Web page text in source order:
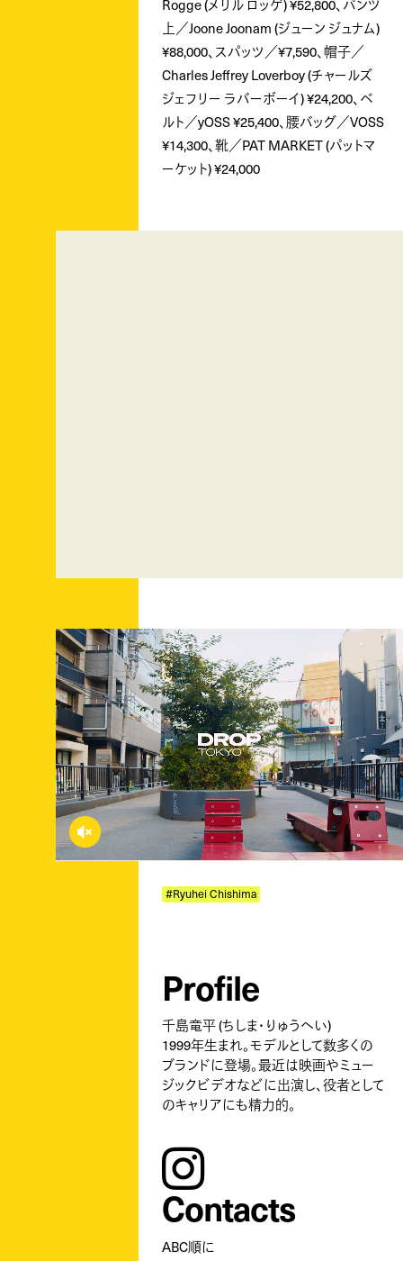
Rogge (メリル ロッゲ) ¥52,800、パンツ
上／Joone Joonam (ジューン ジュナム)
¥88,000、スパッツ／¥7,590、帽子／
Charles Jeffrey Loverboy (チャールズ
ジェフリー ラバーボーイ) ¥24,200、ベ
ルト／yOSS ¥25,400、腰バッグ／VOSS
¥14,300、靴／PAT MARKET (パットマ
ーケット) ¥24,000
volume-mute
#Ryuhei Chishima
Profile
千島竜平 (ちしま・りゅうへい)
1999年生まれ。モデルとして数多くの
ブランドに登場。最近は映画やミュー
ジックビデオなどに出演し、役者として
のキャリアにも精力的。
instagram
Contacts
ABC順に